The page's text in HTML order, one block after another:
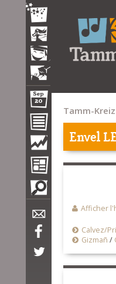
Tamm-Kreiz
Envel
Afficher
Calvez/
Gizmañ /